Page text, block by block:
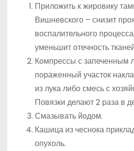
Приложить к жировику
Вишневского – снизит
воспалительного
уменьшит отечность
Компрессы с запеченным
пораженный участок
из лука либо смесь с
Повязки делают 2 раза в
Смазывать йодом.
Кашица из чеснока
опухоль.